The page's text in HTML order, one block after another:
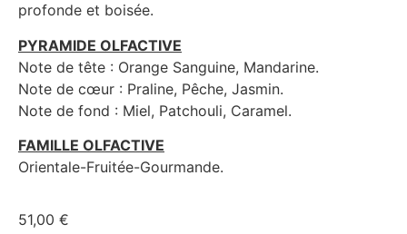
profonde et boisée.
PYRAMIDE OLFACTIVE
Note de tête : Orange Sanguine, Mandarine.
Note de cœur : Praline, Pêche, Jasmin.
Note de fond : Miel, Patchouli, Caramel.
FAMILLE OLFACTIVE
Orientale-Fruitée-Gourmande.
51,00 €